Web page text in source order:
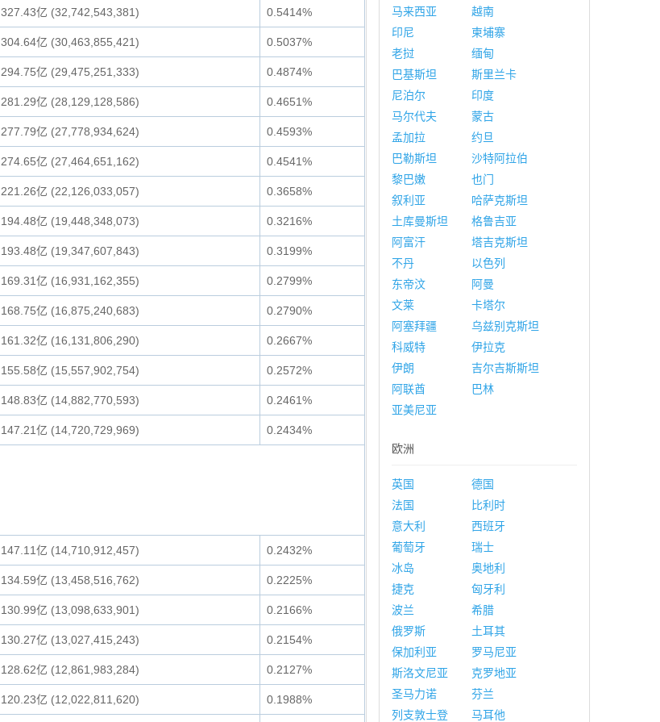
327.43亿 (32,742,543,381) 0.5414%
304.64亿 (30,463,855,421) 0.5037%
294.75亿 (29,475,251,333) 0.4874%
281.29亿 (28,129,128,586) 0.4651%
277.79亿 (27,778,934,624) 0.4593%
274.65亿 (27,464,651,162) 0.4541%
221.26亿 (22,126,033,057) 0.3658%
194.48亿 (19,448,348,073) 0.3216%
193.48亿 (19,347,607,843) 0.3199%
169.31亿 (16,931,162,355) 0.2799%
168.75亿 (16,875,240,683) 0.2790%
161.32亿 (16,131,806,290) 0.2667%
155.58亿 (15,557,902,754) 0.2572%
148.83亿 (14,882,770,593) 0.2461%
147.21亿 (14,720,729,969) 0.2434%
147.11亿 (14,710,912,457) 0.2432%
134.59亿 (13,458,516,762) 0.2225%
130.99亿 (13,098,633,901) 0.2166%
130.27亿 (13,027,415,243) 0.2154%
128.62亿 (12,861,983,284) 0.2127%
120.23亿 (12,022,811,620) 0.1988%
马来西亚
越南
印尼
柬埔寨
老挝
缅甸
巴基斯坦
斯里兰卡
尼泊尔
印度
马尔代夫
蒙古
孟加拉
约旦
巴勒斯坦
沙特阿拉伯
黎巴嫩
也门
叙利亚
哈萨克斯坦
土库曼斯坦
格鲁吉亚
阿富汗
塔吉克斯坦
不丹
以色列
东帝汶
阿曼
文莱
卡塔尔
阿塞拜疆
乌兹别克斯坦
科威特
伊拉克
伊朗
吉尔吉斯斯坦
阿联酋
巴林
亚美尼亚
欧洲
英国
德国
法国
比利时
意大利
西班牙
葡萄牙
瑞士
冰岛
奥地利
捷克
匈牙利
波兰
希腊
俄罗斯
土耳其
保加利亚
罗马尼亚
斯洛文尼亚
克罗地亚
圣马力诺
芬兰
列支敦士登
马耳他